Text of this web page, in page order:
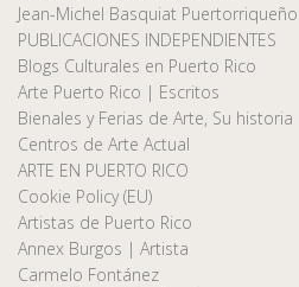
Jean-Michel Basquiat Puertorriqueño
PUBLICACIONES INDEPENDIENTES
Blogs Culturales en Puerto Rico
Arte Puerto Rico | Escritos
Bienales y Ferias de Arte, Su historia
Centros de Arte Actual
ARTE EN PUERTO RICO
Cookie Policy (EU)
Artistas de Puerto Rico
Annex Burgos | Artista
Carmelo Fontánez